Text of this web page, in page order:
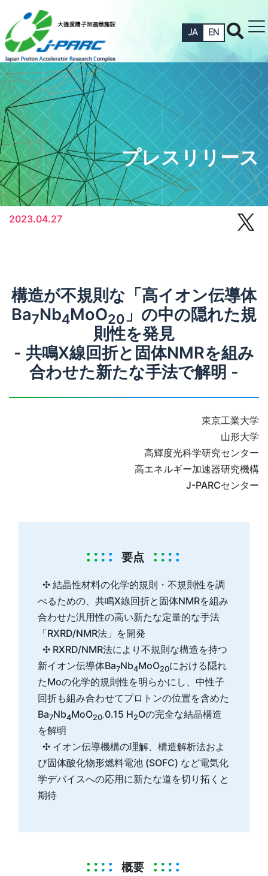
JA EN
プレスリリース
2023.04.27
構造が不規則な「高イオン伝導体
Ba7Nb4MoO20 」の中の隠れた規
則性を発見
- 共鳴X線回折と固体NMRを組み
合わせた新たな手法で解明 -
東京工業大学
山形大学
高輝度光科学研究センター
高エネルギー加速器研究機構
J-PARCセンター
要点
✣ 結晶性材料の化学的規則・不規則性を調
べるための、共鳴X線回折と固体NMRを組み
合わせた汎用性の高い新たな定量的な手法
「RXRD/NMR法」を開発
✣ RXRD/NMR法により不規則な構造を持つ
新イオン伝導体Ba7Nb4MoO20における隠れ
たMoの化学的規則性を明らかにし、中性子
回折も組み合わせてプロトンの位置を含めた
Ba7Nb4MoO20·0.15 H2Oの完全な結晶構造
を解明
✣ イオン伝導機構の理解、構造解析法およ
び固体酸化物形燃料電池 (SOFC) など電気化
学デバイスへの応用に新たな道を切り拓くと
期待
概要